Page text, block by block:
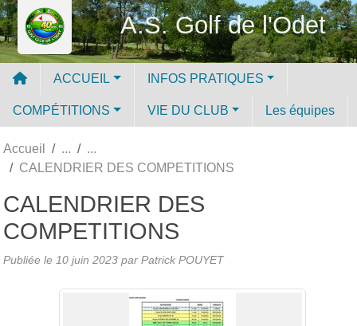
A.S. Golf de l'Odet
ACCUEIL INFOS PRATIQUES
COMPÉTITIONS VIE DU CLUB Les équipes
Accueil
CALENDRIER DES COMPETITIONS
CALENDRIER DES
COMPETITIONS
Publiée le 10 juin 2023 par Patrick POUYET
Panneau de gestion des cookies